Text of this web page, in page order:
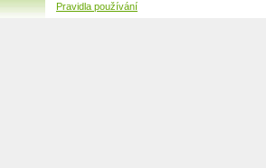
Pravidla používání